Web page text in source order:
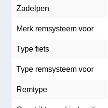
Zadelpen
Merk remsysteem voor
Type fiets
Type remsysteem voor
Remtype